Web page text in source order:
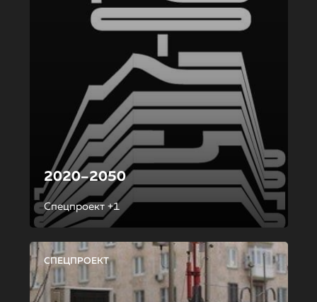
2020–2050
Спецпроект +1
СПЕЦПРОЕКТ